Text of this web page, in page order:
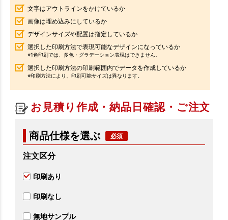
文字はアウトラインをかけているか
画像は埋め込みにしているか
デザインサイズや配置は指定しているか
選択した印刷方法で表現可能なデザインになっているか
※1色印刷では、多色・グラデーション表現はできません。
選択した印刷方法の印刷範囲内でデータを作成しているか
※印刷方法により、印刷可能サイズは異なります。
お見積り作成・納品日確認・ご注文
商品仕様を選ぶ
注文区分
印刷あり
印刷なし
無地サンプル